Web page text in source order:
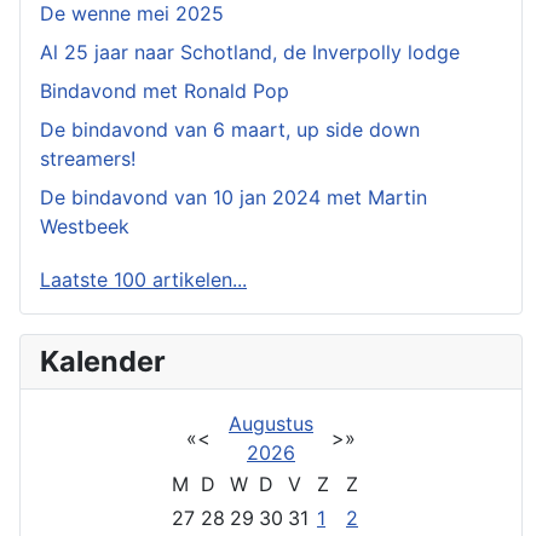
De wenne mei 2025
Al 25 jaar naar Schotland, de Inverpolly lodge
Bindavond met Ronald Pop
De bindavond van 6 maart, up side down
streamers!
De bindavond van 10 jan 2024 met Martin
Westbeek
Laatste 100 artikelen...
Kalender
«<
Augustus
2026
>»
M D W D V Z
Z
27 28 29 30 31 1
2